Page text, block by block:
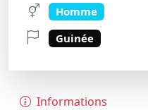
Homme
Guinée
Informations